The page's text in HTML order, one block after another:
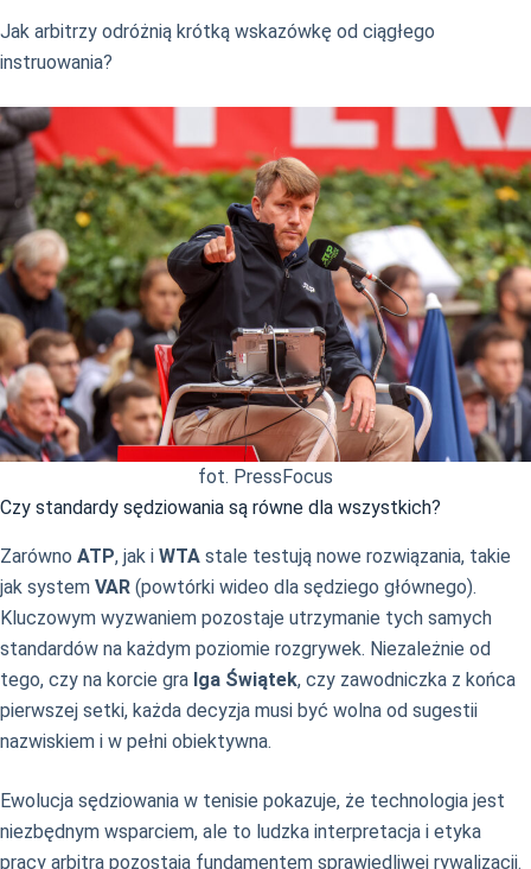
Jak arbitrzy odróżnią krótką wskazówkę od ciągłego
instruowania?
fot. PressFocus
Czy standardy sędziowania są równe dla wszystkich?
Zarówno ATP, jak i WTA stale testują nowe rozwiązania, takie
jak system VAR (powtórki wideo dla sędziego głównego).
Kluczowym wyzwaniem pozostaje utrzymanie tych samych
standardów na każdym poziomie rozgrywek. Niezależnie od
tego, czy na korcie gra Iga Świątek, czy zawodniczka z końca
pierwszej setki, każda decyzja musi być wolna od sugestii
nazwiskiem i w pełni obiektywna.
Ewolucja sędziowania w tenisie pokazuje, że technologia jest
niezbędnym wsparciem, ale to ludzka interpretacja i etyka
pracy arbitra pozostają fundamentem sprawiedliwej rywalizacji.